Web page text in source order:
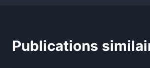
Publications